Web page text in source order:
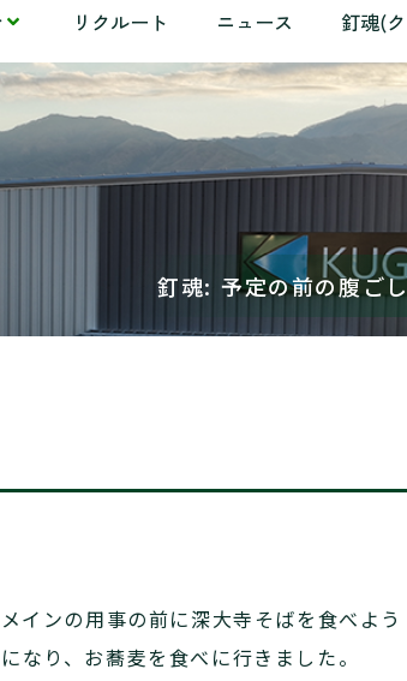
リクルート ニュース 釘魂(
釘魂: 予定の前の腹ご
インの用事の前に深大寺そばを食べよ
なり、お蕎麦を食べに行きました。